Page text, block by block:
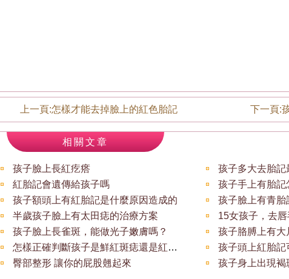
上一頁:怎樣才能去掉臉上的紅色胎記 下一頁:
相關文章
孩子臉上長紅疙瘩
孩子多大去胎記
紅胎記會遺傳給孩子嗎
孩子手上有胎記
孩子額頭上有紅胎記是什麼原因造成的
孩子臉上有青
半歲孩子臉上有太田痣的治療方案
孩子臉上長雀斑，能做光子嫩膚嗎？
孩子胳膊上有
怎樣正確判斷孩子是鮮紅斑痣還是紅胎記
孩子頭上紅胎記
臀部整形 讓你的屁股翹起來
孩子身上出現褐